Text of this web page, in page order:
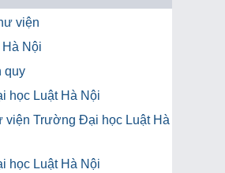
viện
Nội
quy
học Luật Hà Nội
viện Trường Đại học Luật Hà
học Luật Hà Nội